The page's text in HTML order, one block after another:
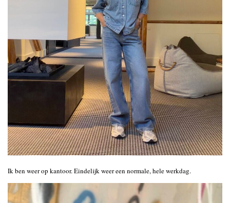
Ik ben weer op kantoor. Eindelijk weer een normale, hele werkdag.